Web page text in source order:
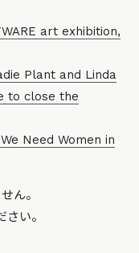
art exhibition,
Plant and Linda
to close the
Need Women in
ん。
い。